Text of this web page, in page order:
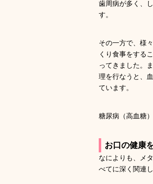
歯周病が多く、
す。
その一方で、様
くり食事をする
ってきました。
理を行なうと、
ています。
糖尿病（高血糖
お口の健康
なによりも、メ
べてに深く関連